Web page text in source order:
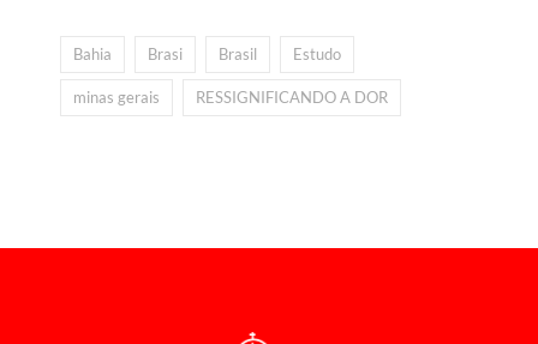
Bahia Brasi Brasil Estudo
minas gerais RESSIGNIFICANDO A DOR